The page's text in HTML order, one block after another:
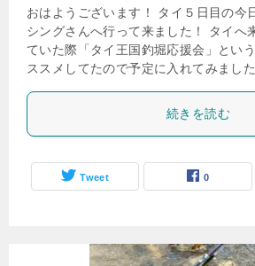
おはようございます！ タイ５日目の今
シングさんへ行って来ました！ タイへ
ていた際「タイ王国釣堀応援会」とい
ススメしてたので予定に入れてみまし
続きを読む
Tweet 0